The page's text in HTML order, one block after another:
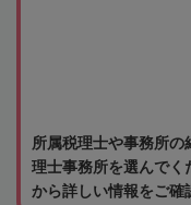
所属税理士や事務所
理士事務所を選んでく
から詳しい情報をご確